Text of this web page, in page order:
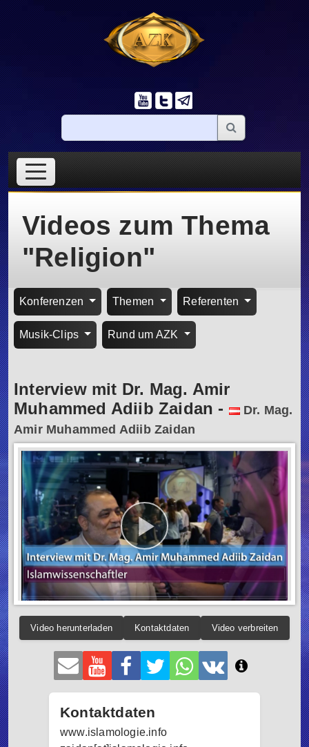
Videos zum Thema
"Religion"
Konferenzen Themen Referenten
Musik-Clips Rund um AZK
Interview mit Dr. Mag. Amir
Muhammed Adiib Zaidan -
Dr. Mag.
Amir Muhammed Adiib Zaidan
Video herunterladen Kontaktdaten Video verbreiten
Kontaktdaten
www.islamologie.info